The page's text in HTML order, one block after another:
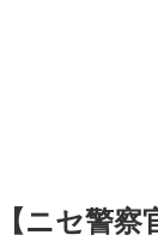
ニセ警察